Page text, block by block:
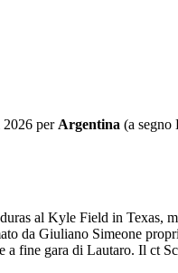
per Argentina (a
al Kyle Field in Texas,
da Giuliano Simeone
a fine gara di Lautaro. Il ct